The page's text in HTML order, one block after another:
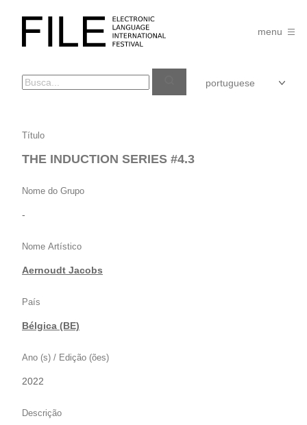
FILE
FESTIVAL
menu
THE
INDUCTION
#4.3
Título
THE INDUCTION SERIES #4.3
Nome do Grupo
-
Nome Artístico
Aernoudt Jacobs
País
Bélgica (BE)
Ano (s) / Edição (ões)
2022
Descrição